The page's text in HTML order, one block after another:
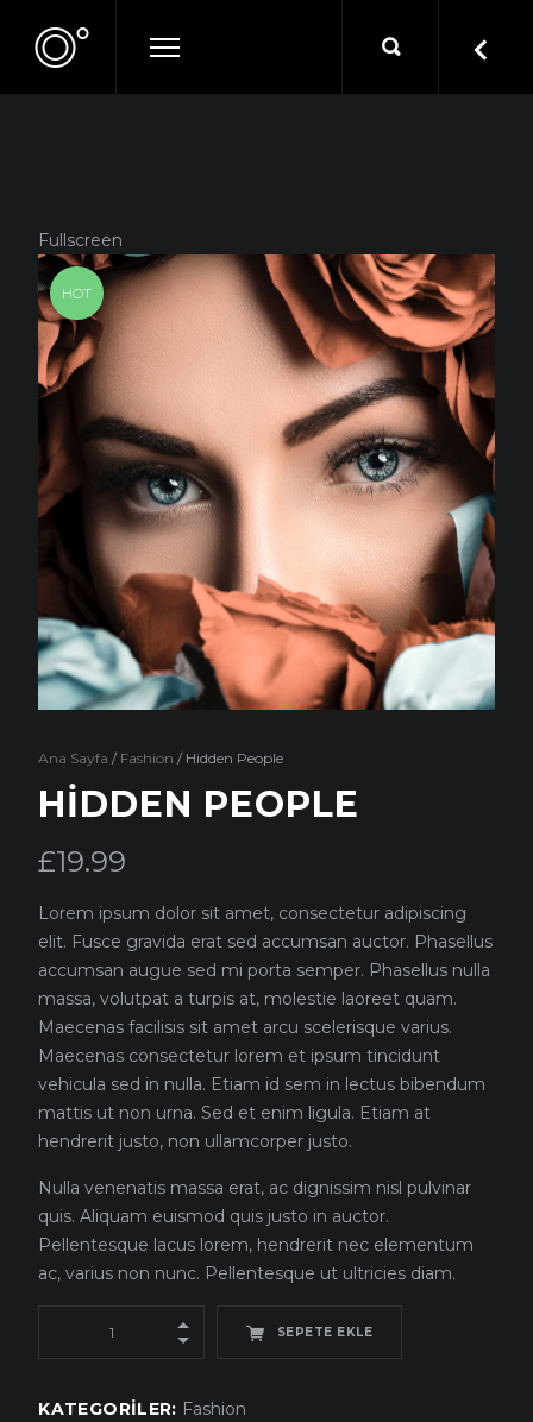
Fullscreen
HOT
Ana Sayfa / Fashion / Hidden People
HIDDEN PEOPLE
£19.99
Lorem ipsum dolor sit amet, consectetur adipiscing
elit. Fusce gravida erat sed accumsan auctor. Phasellus
accumsan augue sed mi porta semper. Phasellus nulla
massa, volutpat a turpis at, molestie laoreet quam.
Maecenas facilisis sit amet arcu scelerisque varius.
Maecenas consectetur lorem et ipsum tincidunt
vehicula sed in nulla. Etiam id sem in lectus bibendum
mattis ut non urna. Sed et enim ligula. Etiam at
hendrerit justo, non ullamcorper justo.
Nulla venenatis massa erat, ac dignissim nisl pulvinar
quis. Aliquam euismod quis justo in auctor.
Pellentesque lacus lorem, hendrerit nec elementum
ac, varius non nunc. Pellentesque ut ultricies diam.
SEPETE EKLE
KATEGORILER: Fashion